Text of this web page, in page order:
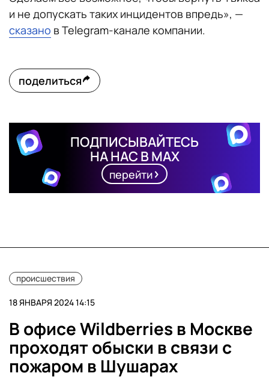
и не допускать таких инцидентов впредь», —
сказано в Telegram-канале компании.
поделиться
ПОДПИСЫВАЙТЕСЬ
НА НАС В MAX
перейти
происшествия
18 ЯНВАРЯ 2024 14:15
В офисе Wildberries в Москве
проходят обыски в связи с
пожаром в Шушарах